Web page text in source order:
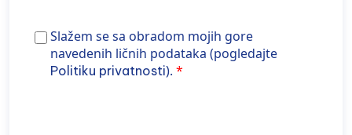
o
novostima
Slažem se sa obradom mojih gore navedenih
(pogledajte Politiku privatnosti).
Slažem se sa obradom mojih gore
navedenih ličnih podataka (pogledajte
Politiku privatnosti).